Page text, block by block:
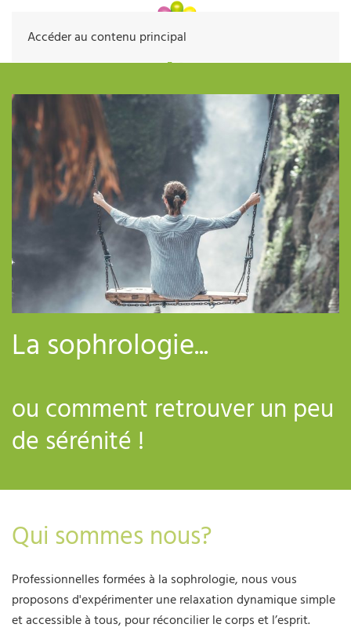
Accéder au contenu principal
La sophrologie...
ou comment retrouver un peu
de sérénité !
Qui sommes nous?
Professionnelles formées à la sophrologie, nous vous
proposons d'expérimenter une relaxation dynamique simple
et accessible à tous, pour réconcilier le corps et l’esprit.